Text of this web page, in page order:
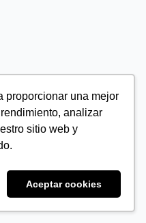
proporcionar una mejor
analizar
sitio web y
Aceptar cookies